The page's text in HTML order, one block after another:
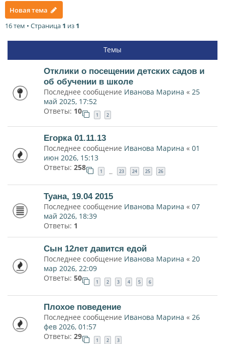
Новая тема
16 тем • Страница 1 из 1
Темы
Отклики о посещении детских садов и
об обучении в школе
Последнее сообщение Иванова Марина « 25
май 2025, 17:52
Ответы: 10 1 2
Егорка 01.11.13
Последнее сообщение Иванова Марина « 01
июн 2026, 15:13
Ответы: 258 1 … 23 24 25 26
Туана, 19.04 2015
Последнее сообщение Иванова Марина « 07
май 2026, 18:39
Ответы: 1
Сын 12лет давится едой
Последнее сообщение Иванова Марина « 20
мар 2026, 22:09
Ответы: 50 1 2 3 4 5 6
Плохое поведение
Последнее сообщение Иванова Марина « 26
фев 2026, 01:57
Ответы: 29 1 2 3